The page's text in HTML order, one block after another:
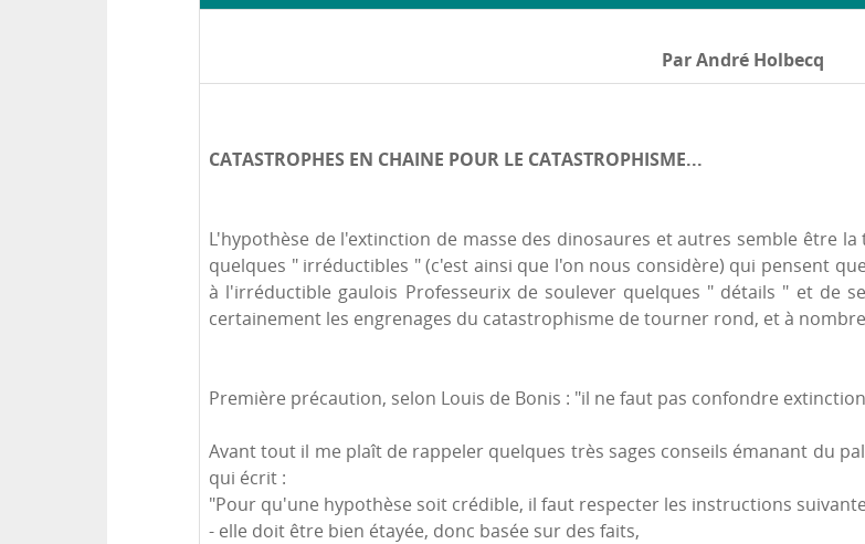
Par André Holbecq
CATASTROPHES EN CHAINE POUR LE CATASTROPHISME...
L'hypothèse de l'extinction de masse des dinosaures et autres semble être
quelques " irréductibles " (c'est ainsi que l'on nous considère) qui pensent
à l'irréductible gaulois Professeurix de soulever quelques " détails " et de
certainement les engrenages du catastrophisme de tourner rond, et à
Première précaution, selon Louis de Bonis : "il ne faut pas confondre
Avant tout il me plaît de rappeler quelques très sages conseils émanant du
qui écrit :
"Pour qu'une hypothèse soit crédible, il faut respecter les instructions
- elle doit être bien étayée, donc basée sur des faits,